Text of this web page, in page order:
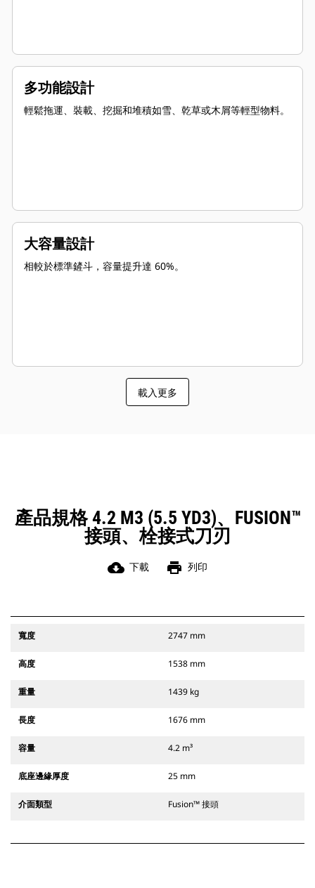
多功能設計
輕鬆拖運、裝載、挖掘和堆積如雪、乾草或木屑等輕型物料。
大容量設計
相較於標準鏟斗，容量提升達 60%。
載入更多
產品規格 4.2 M3 (5.5 YD3)、FUSION™
接頭、栓接式刀刃
cloud_download 下載 print 列印
寬度 2747 mm
高度 1538 mm
重量 1439 kg
長度 1676 mm
容量 4.2 m³
底座邊緣厚度 25 mm
介面類型 Fusion™ 接頭